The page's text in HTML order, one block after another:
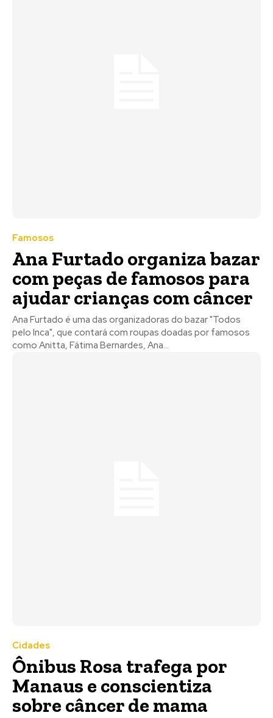
Famosos
Ana Furtado organiza bazar
com peças de famosos para
ajudar crianças com câncer
Ana Furtado é uma das organizadoras do bazar "Todos
pelo Inca", que contará com roupas doadas por famosos
como Anitta, Fátima Bernardes, Ana...
Cidades
Ônibus Rosa trafega por
Manaus e conscientiza
sobre câncer de mama